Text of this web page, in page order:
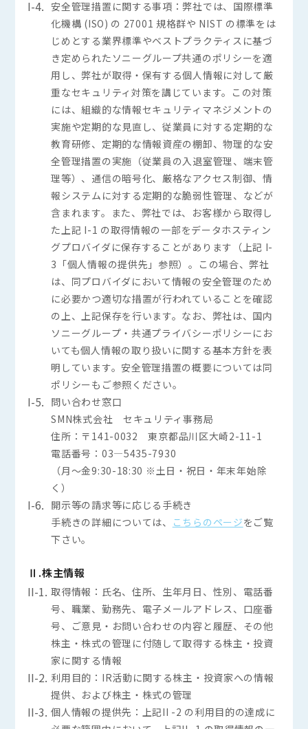
I-4. 安全管理措置に関する事項：弊社では、国際標準
化機構 (ISO) の 27001 規格群や NIST の標準をは
じめとする業界標準やベストプラクティスに基づ
き定められたソニーグループ共通のポリシーを適
用し、弊社が取得・保有する個人情報に対して厳
重なセキュリティ対策を講じています。この対策
には、組織的な情報セキュリティマネジメントの
実施や定期的な見直し、従業員に対する定期的な
教育研修、定期的な情報資産の棚卸、物理的な安
全管理措置の実施（従業員の入退室管理、端末管
理等）、通信の暗号化、厳格なアクセス制御、情
報システムに対する定期的な脆弱性管理、などが
含まれます。また、弊社では、お客様から取得し
た上記 I-1 の取得情報の一部をデータホスティン
グプロバイダに保存することがあります（上記 I-
3「個人情報の提供先」参照）。この場合、弊社
は、同プロバイダにおいて情報の安全管理のため
に必要かつ適切な措置が行われていることを確認
の上、上記保存を行います。なお、弊社は、国内
ソニーグループ・共通プライバシーポリシーにお
いても個人情報の取り扱いに関する基本方針を表
明しています。安全管理措置の概要については同
ポリシーもご参照ください。
I-5. 問い合わせ窓口
SMN株式会社 セキュリティ事務局
住所：〒141-0032 東京都品川区大崎2-11-1
電話番号：03—5435-7930
（月～金9:30-18:30 ※土日・祝日・年末年始除
く）
I-6. 開示等の請求等に応じる手続き
手続きの詳細については、
こちらのページをご覧
下さい。
Ⅱ.株主情報
II-1. 取得情報：氏名、住所、生年月日、性別、電話番
号、職業、勤務先、電子メールアドレス、口座番
号、ご意見・お問い合わせの内容と履歴、その他
株主・株式の管理に付随して取得する株主・投資
家に関する情報
II-2. 利用目的：IR活動に関する株主・投資家への情報
提供、および株主・株式の管理
II-3. 個人情報の提供先：上記II -2 の利用目的の達成に